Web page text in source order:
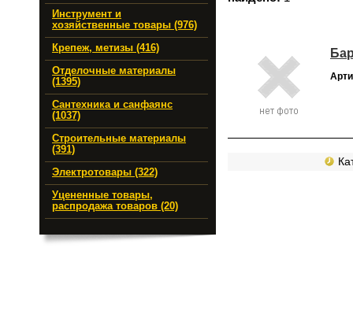
Инструмент и
хозяйственные товары (976)
Крепеж, метизы (416)
Отделочные материалы
(1395)
Сантехника и санфаянс
(1037)
Строительные материалы
(391)
Электротовары (322)
Уцененные товары,
распродажа товаров (20)